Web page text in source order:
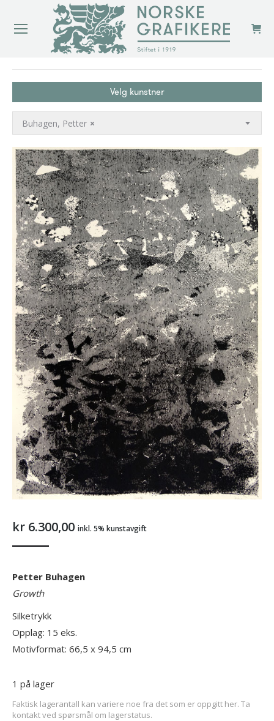
Velg kunstner
×
Buhagen, Petter
kr 6.300,00 inkl. 5% kunstavgift
Petter Buhagen
Growth
Silketrykk
Opplag: 15 eks.
Motivformat: 66,5 x 94,5 cm
1 på lager
Faktisk lagerantall kan variere noe fra det som er oppgitt her. Ta
kontakt ved spørsmål om lagerstatus.